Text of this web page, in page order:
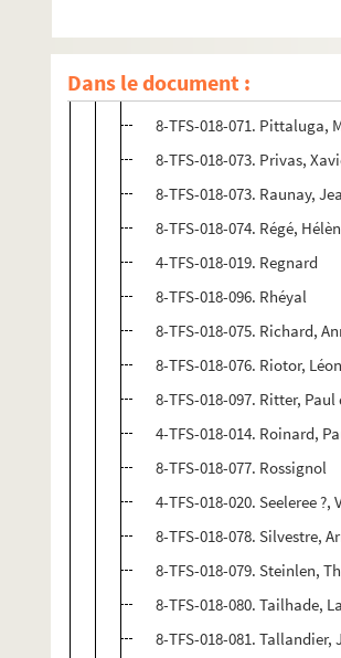
Dans le document :
4-TFS-018-013. Philippe,
8-TFS-018-095. Pinto, Louis
8-TFS-018-071. Pittaluga,
8-TFS-018-073. Privas,
8-TFS-018-073. Raunay,
8-TFS-018-074. Régé,
4-TFS-018-019. Regnard
8-TFS-018-096. Rhéyal
8-TFS-018-075. Richard,
8-TFS-018-076. Riotor, Léon
8-TFS-018-097. Ritter, Paul
4-TFS-018-014. Roinard,
8-TFS-018-077. Rossignol
4-TFS-018-020. Seeleree ?,
8-TFS-018-078. Silvestre,
8-TFS-018-079. Steinlen,
8-TFS-018-080. Tailhade,
8-TFS-018-081. Tallandier,